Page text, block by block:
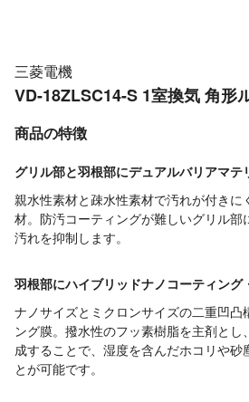
三菱電機
VD-18ZLSC14-S 1室換気 角形
商品の特徴
グリル部と羽根部にデュアルバリアマテ
親水性素材と疎水性素材で汚れが付きに
材。防汚コーティングが難しいグリル部
汚れを抑制します。
羽根部にハイブリッドナノコーティング
ナノサイズとミクロンサイズの二重凹凸
ング膜。撥水性のフッ素樹脂を主剤と
成することで、湿度を含んだホコリや砂
とが可能です。